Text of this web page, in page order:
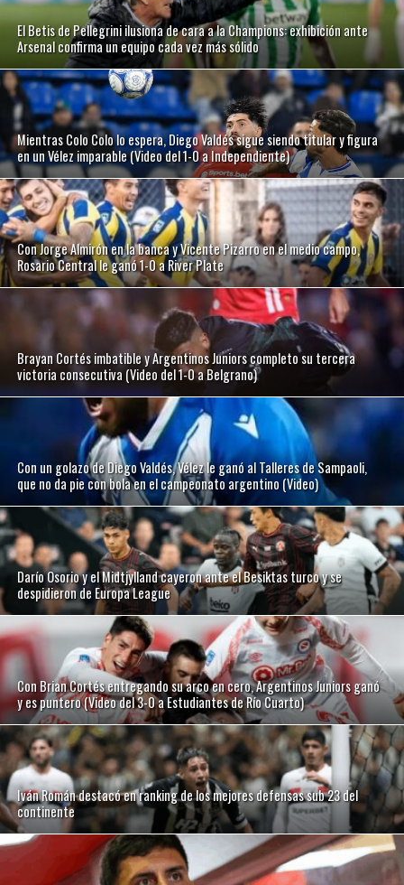
El Betis de Pellegrini ilusiona de cara a la Champions: exhibición ante
Arsenal confirma un equipo cada vez más sólido
Mientras Colo Colo lo espera, Diego Valdés sigue siendo titular y figura
en un Vélez imparable (Video del 1-0 a Independiente)
Con Jorge Almirón en la banca y Vicente Pizarro en el medio campo,
Rosario Central le ganó 1-0 a River Plate
Brayan Cortés imbatible y Argentinos Juniors completo su tercera
victoria consecutiva (Video del 1-0 a Belgrano)
Con un golazo de Diego Valdés, Vélez le ganó al Talleres de Sampaoli,
que no da pie con bola en el campeonato argentino (Video)
Darío Osorio y el Midtjylland cayeron ante el Besiktas turco y se
despidieron de Europa League
Con Brian Cortés entregando su arco en cero, Argentinos Juniors ganó
y es puntero (Video del 3-0 a Estudiantes de Río Cuarto)
Iván Román destacó en ranking de los mejores defensas sub 23 del
continente